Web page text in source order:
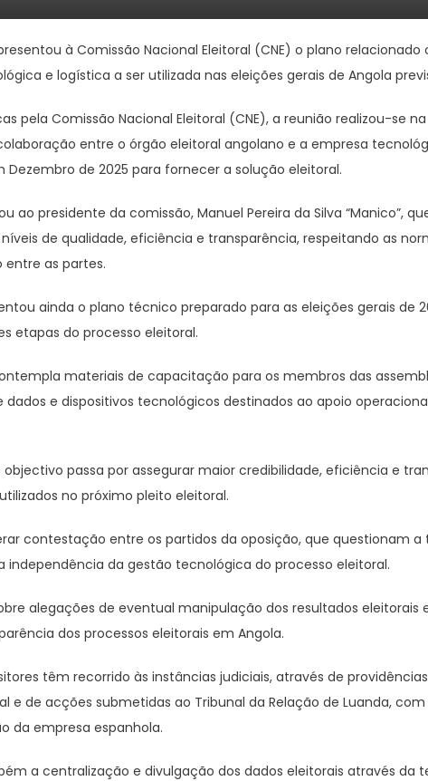
à Comissão Nacional Eleitoral (CNE) o plano
e logística a ser utilizada nas eleições gerais de Angola
pela Comissão Nacional Eleitoral (CNE), a reunião realizou-se
entre o órgão eleitoral angolano e a empresa
de 2025 para fornecer a solução eleitoral.
ao presidente da comissão, Manuel Pereira da Silva “Manico”,
de qualidade, eficiência e transparência, respeitando as
as partes.
ainda o plano técnico preparado para as eleições gerais de
etapas do processo eleitoral.
materiais de capacitação para os membros das
e dispositivos tecnológicos destinados ao apoio
passa por assegurar maior credibilidade, eficiência e
no próximo pleito eleitoral.
contestação entre os partidos da oposição, que questionam a
da gestão tecnológica do processo eleitoral.
alegações de eventual manipulação dos resultados eleitorais
dos processos eleitorais em Angola.
têm recorrido às instâncias judiciais, através de
e de acções submetidas ao Tribunal da Relação de Luanda,
da empresa espanhola.
a centralização e divulgação dos dados eleitorais através da